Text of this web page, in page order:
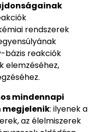
rendszerek
bázis reakciók
elemzéséhez,
mindennapi
megjelenik: ilyenek a
az élelmiszerek